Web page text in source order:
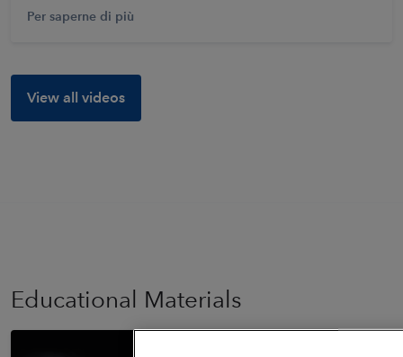
View all videos
Per saperne di più
Educational Materials